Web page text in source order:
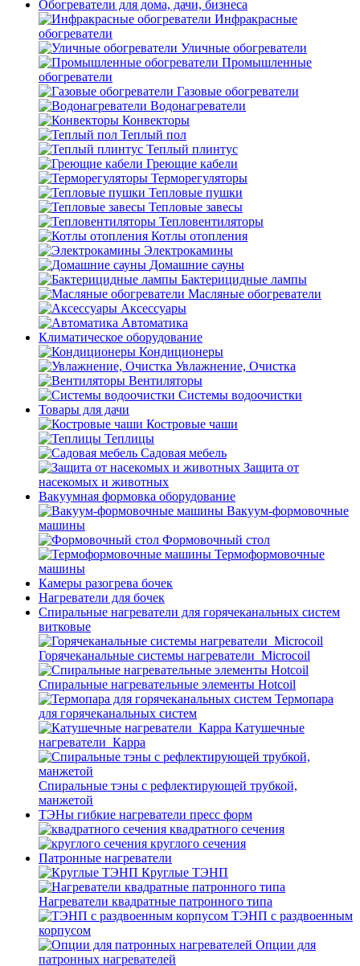
Обогреватели для дома, дачи, бизнеса
Инфракрасные
обогреватели
Уличные обогреватели
Промышленные
обогреватели
Газовые обогреватели
Водонагреватели
Конвекторы
Теплый пол
Теплый плинтус
Греющие кабели
Терморегуляторы
Тепловые пушки
Тепловые завесы
Тепловентиляторы
Котлы отопления
Электрокамины
Домашние сауны
Бактерицидные лампы
Масляные обогреватели
Аксессуары
Автоматика
Климатическое оборудование
Кондиционеры
Увлажнение, Очистка
Вентиляторы
Системы водоочистки
Товары для дачи
Костровые чаши
Теплицы
Садовая мебель
Защита от
насекомых и животных
Вакуумная формовка оборудование
Вакуум-формовочные
машины
Формовочный стол
Термоформовочные
машины
Камеры разогрева бочек
Нагреватели для бочек
Спиральные нагреватели для горячеканальных систем
витковые
Горячеканальные системы нагреватели_Microcoil
Спиральные нагревательные элементы Hotcoil
Термопара
для горячеканальных систем
Катушечные
нагреватели_Карра
Спиральные тэны с рефлектирующей трубкой,
манжетой
ТЭНы гибкие нагреватели пресс форм
квадратного сечения
круглого сечения
Патронные нагреватели
Круглые ТЭНП
Нагреватели квадратные патронного типа
ТЭНП с раздвоенным
корпусом
Опции для
патронных нагревателей